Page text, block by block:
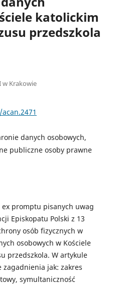
katolickim
przedszkola
w Krakowie
danych osobowych,
publiczne osoby prawne
ex promptu pisanych uwag
Episkopatu Polski z 13
osób fizycznych w
osobowych w Kościele
przedszkola. W artykule
zagadnienia jak: zakres
symultaniczność